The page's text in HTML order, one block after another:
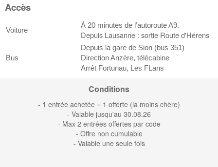
Accès
Voiture
À 20 minutes de l’autoroute A9.
Depuis Lausanne : sortie Route d'Hérens
Bus
Depuis la gare de Sion (bus 351)
Direction Anzère, télécabine
Arrêt Fortunau, Les FLans
Conditions
- 1 entrée achetée = 1 offerte (la moins chère)
- Valable jusqu'au 30.08.26
- Max 2 entrées offertes par code
- Offre non cumulable
- Valable une seule fois